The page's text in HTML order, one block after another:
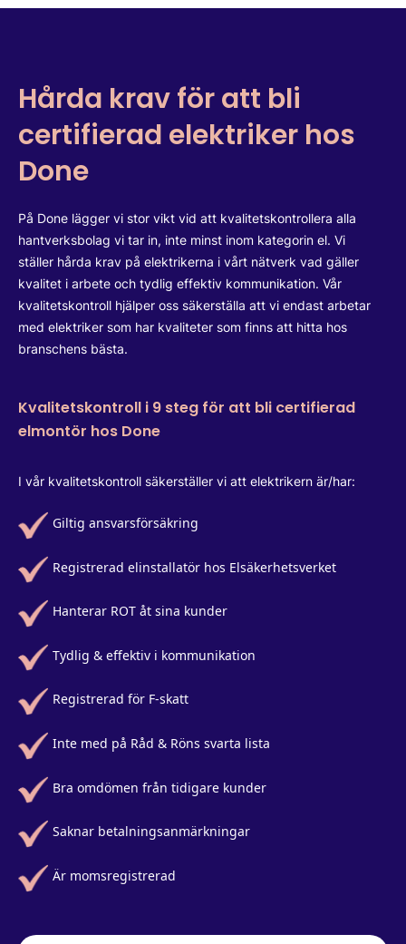
Hårda krav för att bli
certifierad elektriker hos
Done
På Done lägger vi stor vikt vid att kvalitetskontrollera alla
hantverksbolag vi tar in, inte minst inom kategorin el. Vi
ställer hårda krav på elektrikerna i vårt nätverk vad gäller
kvalitet i arbete och tydlig effektiv kommunikation. Vår
kvalitetskontroll hjälper oss säkerställa att vi endast arbetar
med elektriker som har kvaliteter som finns att hitta hos
branschens bästa.
Kvalitetskontroll i 9 steg för att bli certifierad
elmontör hos Done
I vår kvalitetskontroll säkerställer vi att elektrikern är/har:
Giltig ansvarsförsäkring
Registrerad elinstallatör hos Elsäkerhetsverket
Hanterar ROT åt sina kunder
Tydlig & effektiv i kommunikation
Registrerad för F-skatt
Inte med på Råd & Röns svarta lista
Bra omdömen från tidigare kunder
Saknar betalningsanmärkningar
Är momsregistrerad